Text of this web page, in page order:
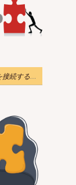
パズルのピースを接続するイラストpng透明